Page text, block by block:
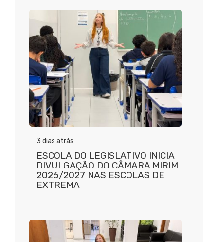
3 dias atrás
ESCOLA DO LEGISLATIVO INICIA
DIVULGAÇÃO DO CÂMARA MIRIM
2026/2027 NAS ESCOLAS DE
EXTREMA